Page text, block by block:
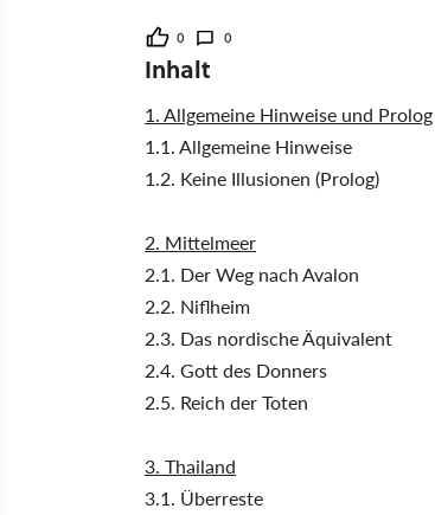
0 0
Inhalt
1. Allgemeine Hinweise und Prolog
1.1. Allgemeine Hinweise
1.2. Keine Illusionen (Prolog)
2. Mittelmeer
2.1. Der Weg nach Avalon
2.2. Niflheim
2.3. Das nordische Äquivalent
2.4. Gott des Donners
2.5. Reich der Toten
3. Thailand
3.1. Überreste